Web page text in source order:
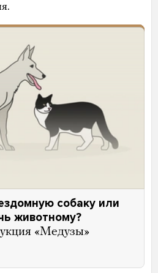
собаку или
животному?
«Медузы»